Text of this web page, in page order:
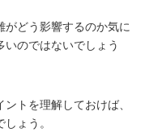
がどう影響するのか気に
のではないでしょう
トを理解しておけば、
ょう。